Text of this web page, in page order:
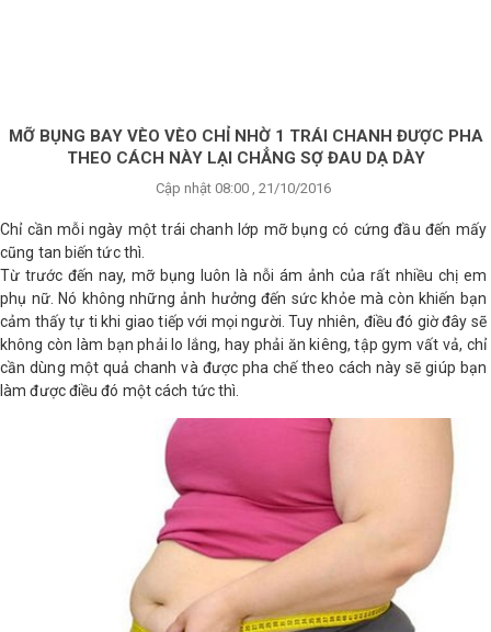
MỠ BỤNG BAY VÈO VÈO CHỈ NHỜ 1 TRÁI CHANH ĐƯỢC PHA
THEO CÁCH NÀY LẠI CHẲNG SỢ ĐAU DẠ DÀY
Cập nhật 08:00 , 21/10/2016
Chỉ cần mỗi ngày một trái chanh lớp mỡ bụng có cứng đầu đến mấy
cũng tan biến tức thì.
Từ trước đến nay, mỡ bụng luôn là nỗi ám ảnh của rất nhiều chị em
phụ nữ. Nó không những ảnh hưởng đến sức khỏe mà còn khiến bạn
cảm thấy tự ti khi giao tiếp với mọi người. Tuy nhiên, điều đó giờ đây sẽ
không còn làm bạn phải lo lắng, hay phải ăn kiêng, tập gym vất vả, chỉ
cần dùng một quả chanh và được pha chế theo cách này sẽ giúp bạn
làm được điều đó một cách tức thì.